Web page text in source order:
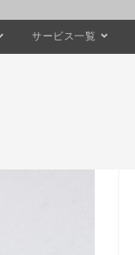
サービス一覧